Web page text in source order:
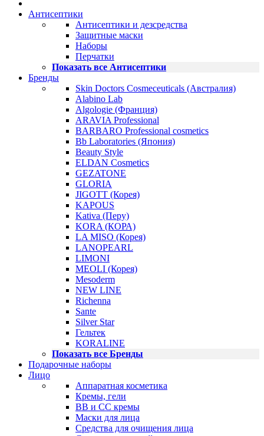
Антисептики
Антисептики и дезсредства
Защитные маски
Наборы
Перчатки
Показать все Антисептики
Бренды
Skin Doctors Cosmeceuticals (Австралия)
Alabino Lab
Algologie (Франция)
ARAVIA Professional
BARBARO Professional cosmetics
Bb Laboratories (Япония)
Beauty Style
ELDAN Cosmetics
GEZATONE
GLORIA
JIGOTT (Корея)
KAPOUS
Kativa (Перу)
KORA (КОРА)
LA MISO (Корея)
LANOPEARL
LIMONI
MEOLI (Корея)
Mesoderm
NEW LINE
Richenna
Sante
Silver Star
Гельтек
KORALINE
Показать все Бренды
Подарочные наборы
Лицо
Аппаратная косметика
Кремы, гели
BB и CC кремы
Маски для лица
Средства для очищения лица